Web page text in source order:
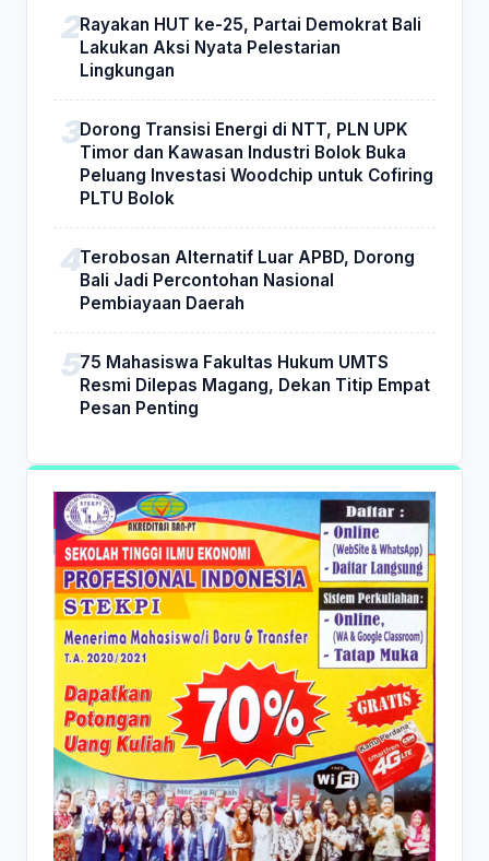
Rayakan HUT ke-25, Partai Demokrat Bali
Lakukan Aksi Nyata Pelestarian
Lingkungan
Dorong Transisi Energi di NTT, PLN UPK
Timor dan Kawasan Industri Bolok Buka
Peluang Investasi Woodchip untuk Cofiring
PLTU Bolok
Terobosan Alternatif Luar APBD, Dorong
Bali Jadi Percontohan Nasional
Pembiayaan Daerah
75 Mahasiswa Fakultas Hukum UMTS
Resmi Dilepas Magang, Dekan Titip Empat
Pesan Penting